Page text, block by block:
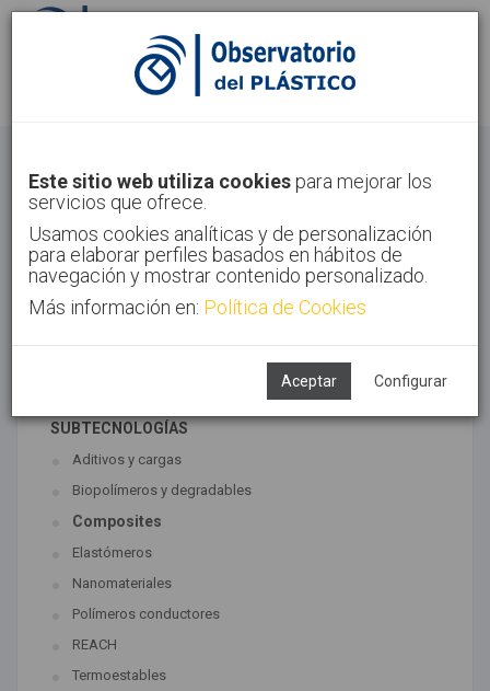
Identifícate Regístrate
Inicio Tecnologías Materiales
Este sitio web utiliza cookies para mejorar los
servicios que ofrece.
Usamos cookies analíticas y de personalización
para elaborar perfiles basados en hábitos de
navegación y mostrar contenido personalizado.
Más información en: Política de Cookies
Aceptar Configurar
TECNOLOGÍAS ASOCIADAS
SUBTECNOLOGÍAS
Aditivos y cargas
Biopolímeros y degradables
Composites
Elastómeros
Nanomateriales
Polímeros conductores
REACH
Termoestables